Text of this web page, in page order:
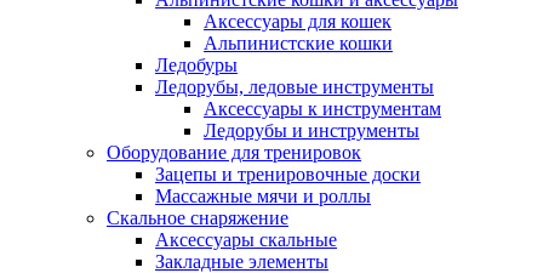
Аксессуары для кошек
Альпинистские кошки
Ледобуры
Ледорубы, ледовые инструменты
Аксессуары к инструментам
Ледорубы и инструменты
Оборудование для тренировок
Зацепы и тренировочные доски
Массажные мячи и роллы
Скальное снаряжение
Аксессуары скальные
Закладные элементы